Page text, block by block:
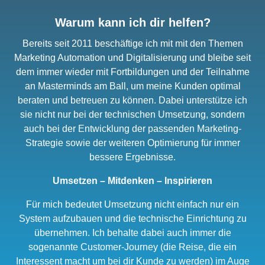
Warum kann ich dir helfen?
Bereits seit 2011 beschäftige ich mit mit den Themen
Marketing Automation und Digitalisierung und bleibe seit
dem immer wieder mit Fortbildungen und der Teilnahme
an Masterminds am Ball, um meine Kunden optimal
beraten und betreuen zu können. Dabei unterstütze ich
sie nicht nur bei der technischen Umsetzung, sondern
auch bei der Entwicklung der passenden Marketing-
Strategie sowie der weiteren Optimierung für immer
bessere Ergebnisse.
Umsetzen – Mitdenken – Inspirieren
Für mich bedeutet Umsetzung nicht einfach nur ein
System aufzubauen und die technische Einrichtung zu
übernehmen. Ich behalte dabei auch immer die
sogenannte Customer-Journey (die Reise, die ein
Interessent macht um bei dir Kunde zu werden) im Auge